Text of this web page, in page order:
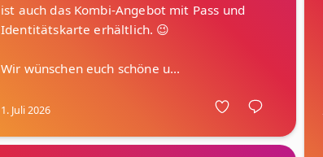
ist auch das Kombi-Angebot mit Pass und
Identitätskarte erhältlich. 😉
1. Juli 2026